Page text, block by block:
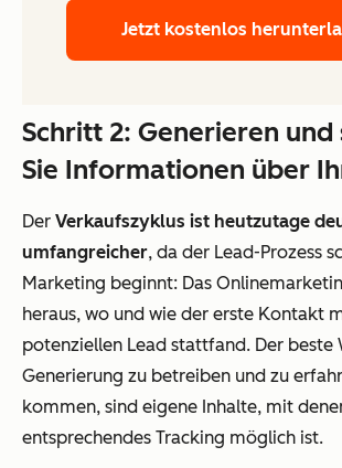
Jetzt kostenlos
Schritt 2: Generieren und
Sie Informationen über
Der Verkaufszyklus ist heutzutage
umfangreicher, da der Lead-Prozess
Marketing beginnt: Das
heraus, wo und wie der erste Kontakt
potenziellen Lead stattfand. Der beste
Generierung zu betreiben und zu
kommen, sind eigene Inhalte, mit
entsprechendes Tracking möglich ist.